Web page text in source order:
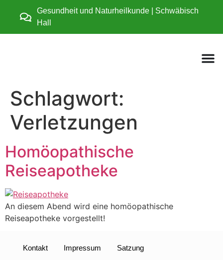
Gesundheit und Naturheilkunde | Schwäbisch
Hall
Schlagwort:
Verletzungen
Homöopathische
Reiseapotheke
An diesem Abend wird eine homöopathische
Reiseapotheke vorgestellt!
Kontakt Impressum Satzung